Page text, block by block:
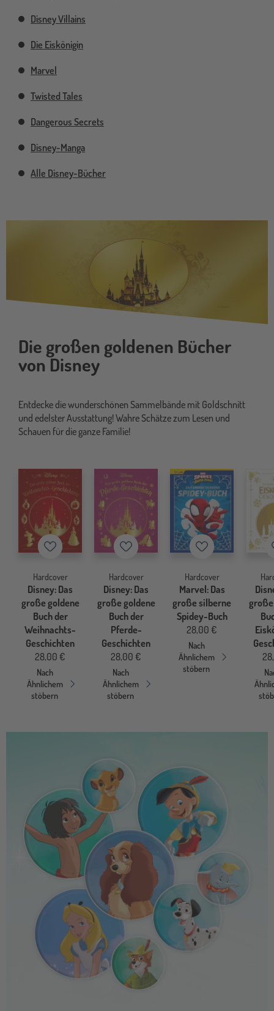
Disney Villains
Die Eiskönigin
Marvel
Twisted Tales
Dangerous Secrets
Disney-Manga
Alle Disney-Bücher
Die großen goldenen Bücher
von Disney
Entdecke die wunderschönen Sammelbände mit Goldschnitt
und edelster Ausstattung! Wahre Schätze zum Lesen und
Schauen für die ganze Familie!
Merkzettel
Hardcover
Disney: Das
große goldene
Buch der
Weihnachts-
Geschichten
28,00 €
Nach
Ähnlichem
stöbern
Merkzettel
Hardcover
Disney: Das
große goldene
Buch der
Pferde-
Geschichten
28,00 €
Nach
Ähnlichem
stöbern
Merkzettel
Hardcover
Marvel: Das
große silberne
Spidey-Buch
28,00 €
Nach
Ähnlichem
stöbern